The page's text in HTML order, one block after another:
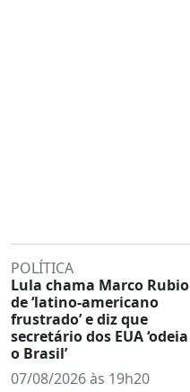
POLÍTICA
Lula chama Marco Rubio
de ‘latino-americano
frustrado’ e diz que
secretário dos EUA ‘odeia
o Brasil’
07/08/2026 às 19h20